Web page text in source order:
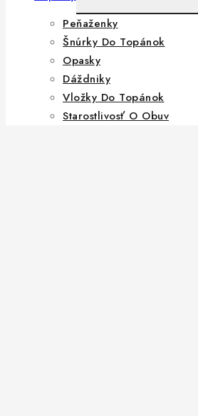
Peňaženky
Šnúrky Do Topánok
Opasky
Dáždniky
Vložky Do Topánok
Starostlivosť O Obuv